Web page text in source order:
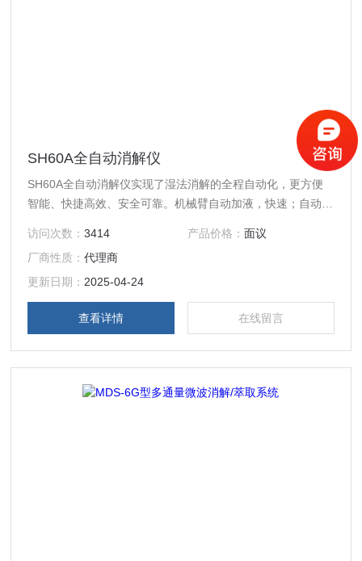
SH60A全自动消解仪
SH60A全自动消解仪实现了湿法消解的全程自动化，更方便
智能、快捷高效、安全可靠。机械臂自动加液，快速；自动升
赶酸等过程自动控制，控温，消解均匀性高；自动冷却定容，
直接上机检测。大程度解放人力，减少实验人员机械性的重复
劳动，远离高温、酸雾等恶劣条件。
访问次数：3414 产品价格： 面议
厂商性质：代理商
更新日期： 2025-04-24
查看详情 在线留言